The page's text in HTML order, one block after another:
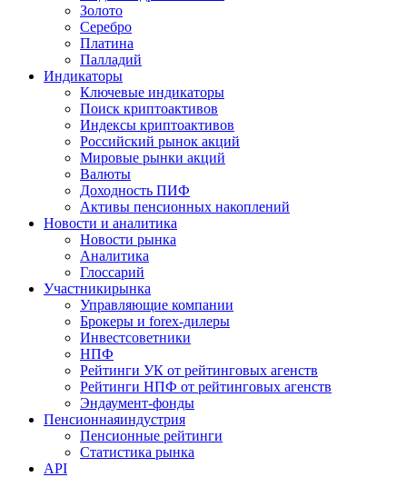
Золото
Серебро
Платина
Палладий
Индикаторы
Ключевые индикаторы
Поиск криптоактивов
Индексы криптоактивов
Российский рынок акций
Мировые рынки акций
Валюты
Доходность ПИФ
Активы пенсионных накоплений
Новости и аналитика
Новости рынка
Аналитика
Глоссарий
Участникирынка
Управляющие компании
Брокеры и forex-дилеры
Инвестсоветники
НПФ
Рейтинги УК от рейтинговых агенств
Рейтинги НПФ от рейтинговых агенств
Эндаумент-фонды
Пенсионнаяиндустрия
Пенсионные рейтинги
Статистика рынка
API